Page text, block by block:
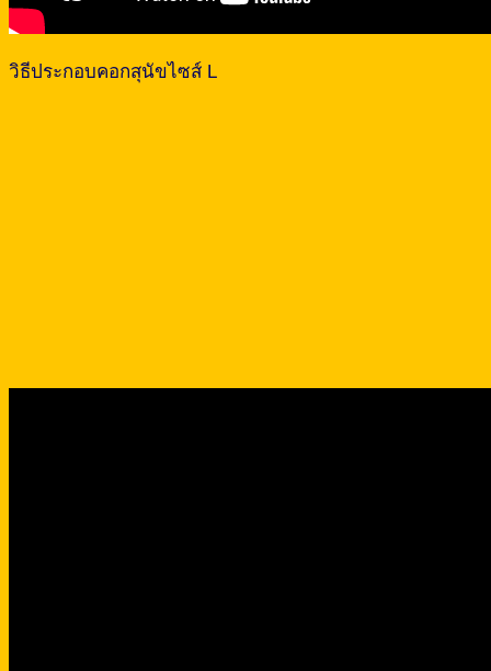
วิธีประกอบคอกสุนัขไซส์ L